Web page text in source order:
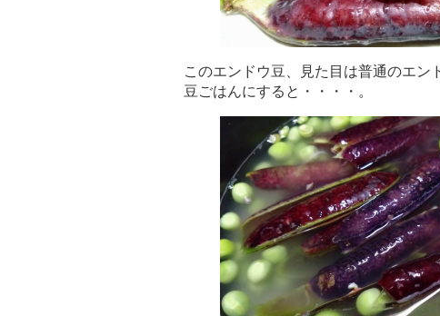
このエンドウ豆、見た目は普通のエン
豆ごはんにすると・・・・。